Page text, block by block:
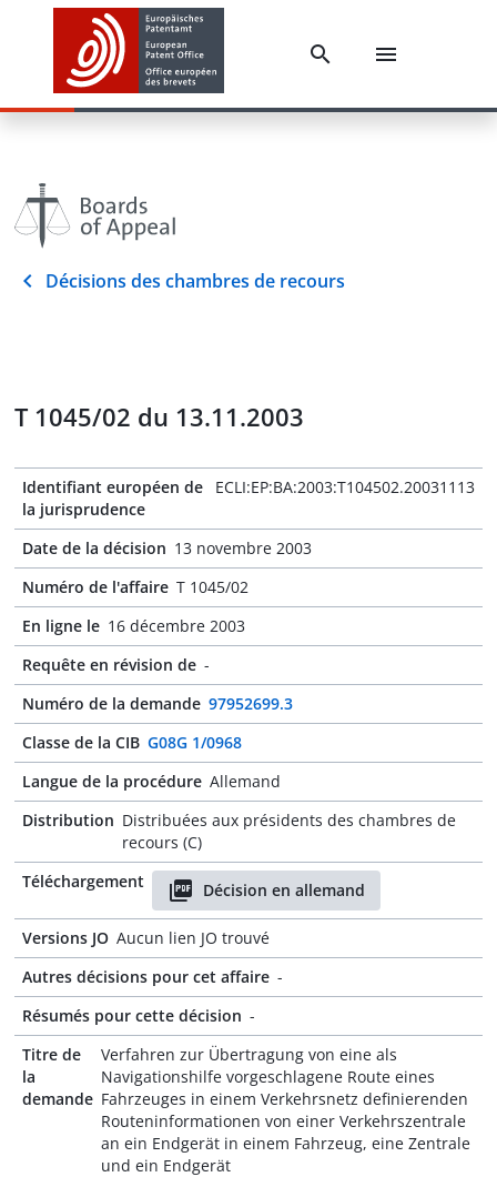
Décisions des chambres de recours
T 1045/02 du 13.11.2003
Identifiant européen de
la jurisprudence
ECLI:EP:BA:2003:T104502.20031113
Date de la décision 13 novembre 2003
Numéro de l'affaire T 1045/02
En ligne le 16 décembre 2003
Requête en révision de -
Numéro de la demande 97952699.3
Classe de la CIB G08G 1/0968
Langue de la procédure Allemand
Distribution Distribuées aux présidents des chambres de
recours (C)
Téléchargement
Décision en allemand
Versions JO Aucun lien JO trouvé
Autres décisions pour cet affaire -
Résumés pour cette décision -
Titre de
la
demande
Verfahren zur Übertragung von eine als
Navigationshilfe vorgeschlagene Route eines
Fahrzeuges in einem Verkehrsnetz definierenden
Routeninformationen von einer Verkehrszentrale
an ein Endgerät in einem Fahrzeug, eine Zentrale
und ein Endgerät